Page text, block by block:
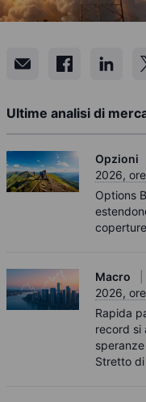
Ultime analisi di
Opzioni
2026,
Options
Macro
2026,
Rapida
record si
Stretto